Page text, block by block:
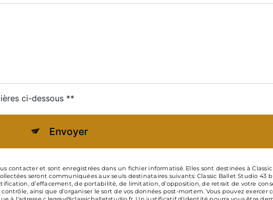
ci-dessous **
Envoyer
contacter et sont enregistrées dans un fichier informatisé. Elles sont destinées à
seront communiquées aux seuls destinataires suivants: Classic Ballet Studio 43
d’effacement, de portabilité, de limitation, d’opposition, de retrait de votre
ainsi que d’organiser le sort de vos données post-mortem. Vous pouvez exercer